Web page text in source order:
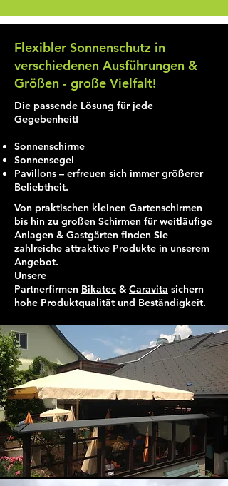
Flexibler Sonnenschutz in
verschiedenen Ausführungen &
Größen - große Vielfalt!
Die passende Lösung für jede
Gegebenheit!
Sonnenschirme
Sonnensegel
Pavillons – erfreuen sich immer größerer
Beliebtheit.
Von praktischen kleinen Gartenschirmen
bis hin zu großen Schirmen für weitläufige
Anlagen & Gastgärten finden Sie
zahlreiche attraktive Produkte in unserem
Angebot.
Unsere
Partnerfirmen Bikatec & Caravita sichern
hohe Produktqualität und Beständigkeit.